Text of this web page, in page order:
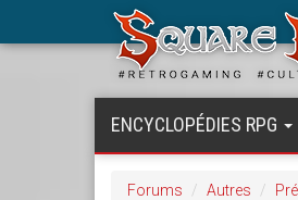
ENCYCLOPÉDIES RPG
Forums Autres